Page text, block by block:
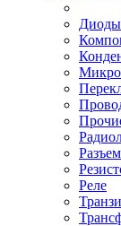
Диоды
Реле